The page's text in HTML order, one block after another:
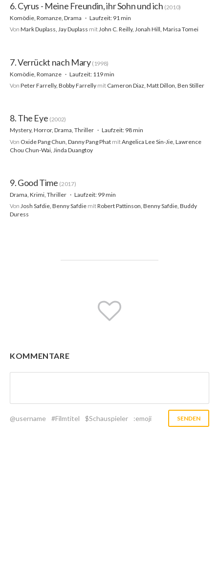
6. Cyrus - Meine Freundin, ihr Sohn und ich (2010)
Komödie, Romanze, Drama
Laufzeit: 91 min
Von Mark Duplass, Jay Duplass mitJohn C. Reilly, Jonah Hill, Marisa Tomei
7. Verrückt nach Mary (1998)
Komödie, Romanze
Laufzeit: 119 min
Von Peter Farrelly, Bobby Farrelly mit Cameron Diaz, Matt Dillon, Ben Stiller
8. The Eye (2002)
Mystery, Horror, Drama, Thriller
Laufzeit: 98 min
Von Oxide Pang Chun, Danny Pang Phat mitAngelica Lee Sin-Jie, Lawrence
Chou Chun-Wai, Jinda Duangtoy
9. Good Time (2017)
Drama, Krimi, Thriller
Laufzeit: 99 min
Von Josh Safdie, Benny Safdie mitRobert Pattinson, Benny Safdie, Buddy
Duress
KOMMENTARE
@username #Filmtitel $Schauspieler :emoji